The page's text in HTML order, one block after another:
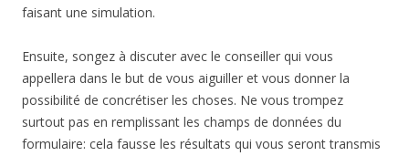
faisant une simulation.
Ensuite, songez à discuter avec le conseiller qui vous
appellera dans le but de vous aiguiller et vous donner la
possibilité de concrétiser les choses. Ne vous trompez
surtout pas en remplissant les champs de données du
formulaire: cela fausse les résultats qui vous seront transmis